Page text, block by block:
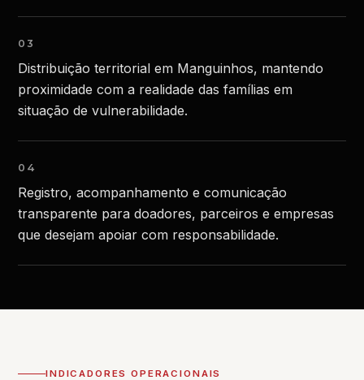
03
Distribuição territorial em Manguinhos, mantendo
proximidade com a realidade das famílias em
situação de vulnerabilidade.
04
Registro, acompanhamento e comunicação
transparente para doadores, parceiros e empresas
que desejam apoiar com responsabilidade.
INDICADORES OPERACIONAIS